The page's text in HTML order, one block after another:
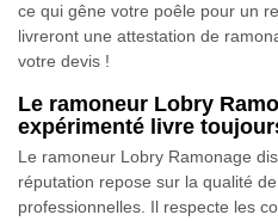
ce qui gêne votre poêle pour un
livreront une attestation de
votre devis !
Le ramoneur Lobry
expérimenté livre
Le ramoneur Lobry Ramonage
réputation repose sur la qualité
professionnelles. Il respecte les